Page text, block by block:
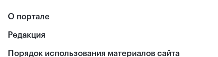
О портале
Редакция
Порядок использования материалов сайта